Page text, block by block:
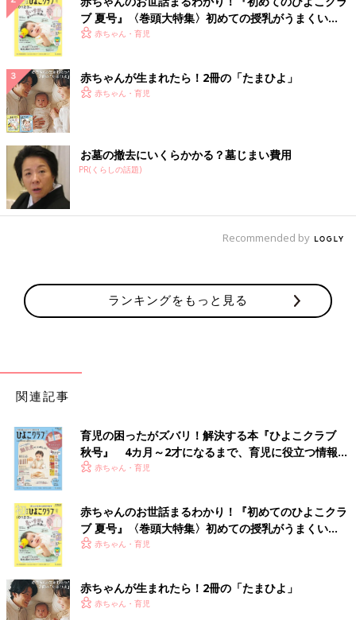
ブ 夏号』〈巻頭大特集〉初めての授乳がうまくい
く！ おっぱい・ミルクの基本と夏のトラブル 解決テ
赤ちゃん・育児
赤ちゃんが生まれたら！2冊の「たまひよ」
赤ちゃん・育児
お墓の撤去にいくらかかる？墓じまい費用
PR(くらしの話題)
Recommended by
ランキングをもっと見る
関連記事
育児の困ったがズバリ！解決する本『ひよこクラブ
秋号』 4カ月～2才になるまで、育児に役立つ情報が
いっぱい！
赤ちゃん・育児
赤ちゃんのお世話まるわかり！『初めてのひよこクラ
ブ 夏号』〈巻頭大特集〉初めての授乳がうまくい
く！ おっぱい・ミルクの基本と夏のトラブル 解決テ
赤ちゃん・育児
赤ちゃんが生まれたら！2冊の「たまひよ」
赤ちゃん・育児